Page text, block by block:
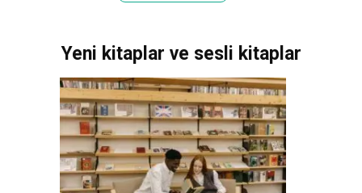
Yeni kitaplar ve sesli kitaplar